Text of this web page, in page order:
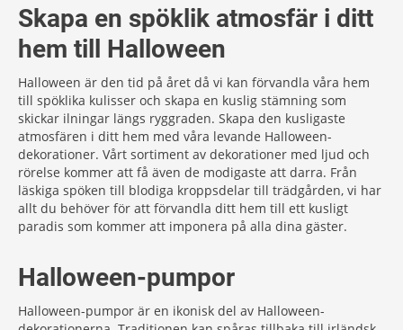
Skapa en spöklik atmosfär i ditt
hem till Halloween
Halloween är den tid på året då vi kan förvandla våra hem
till spöklika kulisser och skapa en kuslig stämning som
skickar ilningar längs ryggraden. Skapa den kusligaste
atmosfären i ditt hem med våra levande Halloween-
dekorationer. Vårt sortiment av dekorationer med ljud och
rörelse kommer att få även de modigaste att darra. Från
läskiga spöken till blodiga kroppsdelar till trädgården, vi har
allt du behöver för att förvandla ditt hem till ett kusligt
paradis som kommer att imponera på alla dina gäster.
Halloween-pumpor
Halloween-pumpor är en ikonisk del av Halloween-